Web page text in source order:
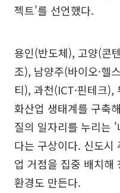
젝트'를 선언했다.
용인(반도체), 고양(콘
조), 남양주(바이오·헬
티), 과천(ICT·핀테크
화산업 생태계를 구축
질의 일자리를 누리는
다는 구상이다. 신도
업 거점을 집중 배치해
환경도 만든다.